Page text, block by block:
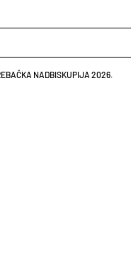
NADBISKUPIJA 2026.